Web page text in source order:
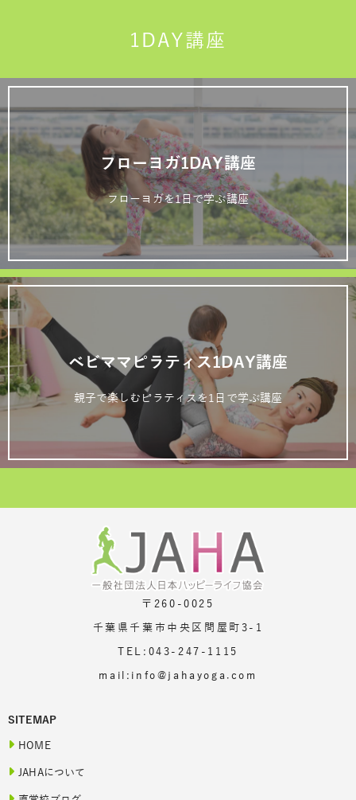
1DAY講座
フローヨガ1DAY講座
フローヨガを1日で学ぶ講座
ベビママピラティス1DAY講座
親子で楽しむピラティスを1日で学ぶ講座
〒260-0025
千葉県千葉市中央区問屋町3-1
TEL:043-247-1115
mail:info@jahayoga.com
SITEMAP
HOME
JAHAについて